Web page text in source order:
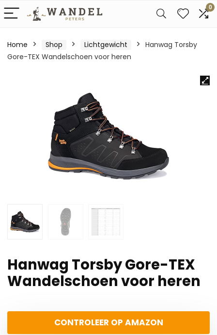
0
Home Shop Lichtgewicht
Hanwag Torsby
Gore-TEX Wandelschoen voor heren
Hanwag Torsby Gore-TEX
Wandelschoen voor heren
CONTROLEER OP AMAZON